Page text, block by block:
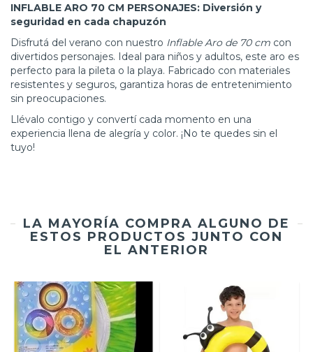
INFLABLE ARO 70 CM PERSONAJES: Diversión y
seguridad en cada chapuzón
Disfrutá del verano con nuestro Inflable Aro de 70 cm con
divertidos personajes. Ideal para niños y adultos, este aro es
perfecto para la pileta o la playa. Fabricado con materiales
resistentes y seguros, garantiza horas de entretenimiento
sin preocupaciones.
Llévalo contigo y convertí cada momento en una
experiencia llena de alegría y color. ¡No te quedes sin el
tuyo!
LA MAYORÍA COMPRA ALGUNO DE
ESTOS PRODUCTOS JUNTO CON
EL ANTERIOR